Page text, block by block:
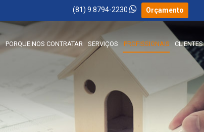
(81) 9.8794-2230 Orçamento
PORQUE NOS CONTRATAR SERVIÇOS PROFISSIONAIS CLIENTES